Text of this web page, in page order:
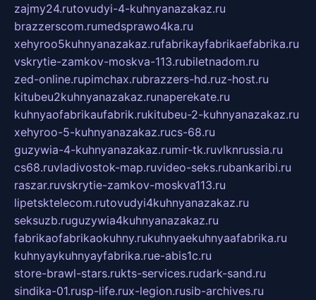
zajmy24.rutovudyi-4-kuhnyanazakaz.ru
brazzerscom.rumedsprawo4ka.ru
xehyroo5kuhnyanazakaz.rufabrikayfabrikaefabrika.ru
vskrytie-zamkov-moskva-113.rubiletnadom.ru
zed-online.rupimchax.rubrazzers-hd.ruz-host.ru
kitubeu2kuhnyanazakaz.runaperekate.ru
kuhnyaofabrikaufabrik.rukitubeu-2-kuhnyanazakaz.ru
xehyroo-5-kuhnyanazakaz.rucs-68.ru
guzywia-4-kuhnyanazakaz.rumir-tk.ruvlknrussia.ru
cs68.ruvladivostok-map.ruvideo-seks.rubankaribi.ru
raszar.ruvskrytie-zamkov-moskva113.ru
lipetsktelecom.rutovudyi4kuhnyanazakaz.ru
seksuzb.ruguzywia4kuhnyanazakaz.ru
fabrikaofabrikaokuhny.rukuhnyaekuhnyaafabrika.ru
kuhnyaykuhnyayfabrika.rue-abis1c.ru
store-brawl-stars.rukts-services.rudark-sand.ru
sindika-01.rusp-life.rux-legion.rusib-archives.ru